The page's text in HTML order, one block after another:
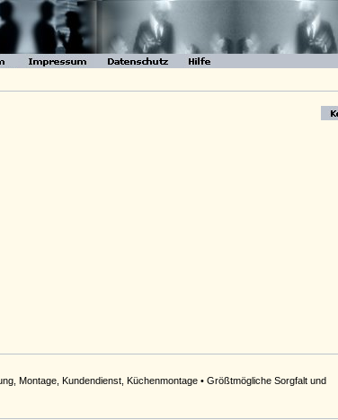
Montage, Kundendienst, Küchenmontage • Größtmögliche Sorgfalt und